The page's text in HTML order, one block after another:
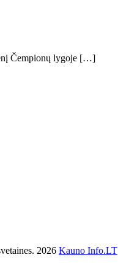
Čempionų lygoje […]
2026 Kauno Info.LT